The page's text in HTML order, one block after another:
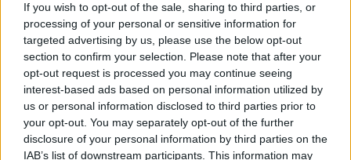
If you wish to opt-out of the sale, sharing to third parties, or
processing of your personal or sensitive information for
targeted advertising by us, please use the below opt-out
section to confirm your selection. Please note that after your
opt-out request is processed you may continue seeing
interest-based ads based on personal information utilized by
us or personal information disclosed to third parties prior to
your opt-out. You may separately opt-out of the further
disclosure of your personal information by third parties on the
IAB’s list of downstream participants. This information may
ennyire nem ismeri a
szabályokat, ennyire
figyelmetlen, vagy
szándékosan csakazértis egyszerre két mozgáskorlátozott
helyet foglal el.
TOVÁBB OLVASOM